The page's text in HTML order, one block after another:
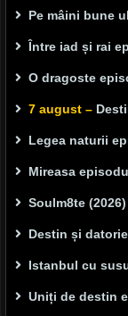
Pe mâini bune
Între iad și rai
O dragoste
7 august –
Legea naturii
Mireasa
Soulm8te
Destin și
Istanbul cu
Uniți de destin